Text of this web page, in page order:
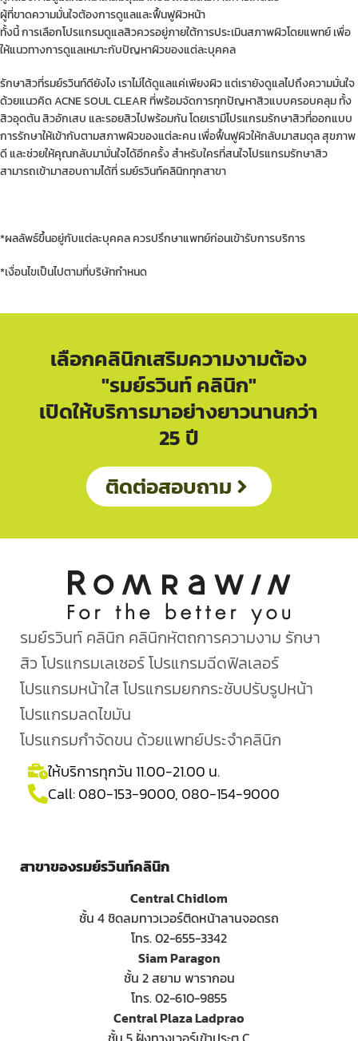
ผู้ที่ขาดความมั่นใจต้องการดูแลและฟื้นฟูผิวหน้า
ทั้งนี้ การเลือกโปรแกรมดูแลสิวควรอยู่ภายใต้การประเมินสภาพผิวโดยแพทย์ เพื่อ
ให้แนวทางการดูแลเหมาะกับปัญหาผิวของแต่ละบุคคล
รักษาสิวที่รมย์รวินท์ดียังไง เราไม่ได้ดูแลแค่เพียงผิว แต่เรายังดูแลไปถึงความมั่นใจ
ด้วยแนวคิด ACNE SOUL CLEAR ที่พร้อมจัดการทุกปัญหาสิวแบบครอบคลุม ทั้ง
สิวอุดตัน สิวอักเสบ และรอยสิวไปพร้อมกัน โดยเรามีโปรแกรมรักษาสิวที่ออกแบบ
การรักษาให้เข้ากับตามสภาพผิวของแต่ละคน เพื่อฟื้นฟูผิวให้กลับมาสมดุล สุขภาพ
ดี และช่วยให้คุณกลับมามั่นใจได้อีกครั้ง สำหรับใครที่สนใจโปรแกรมรักษาสิว
สามารถเข้ามาสอบถามได้ที่ รมย์รวินท์คลินิกทุกสาขา
*ผลลัพธ์ขึ้นอยู่กับแต่ละบุคคล ควรปรึกษาแพทย์ก่อนเข้ารับการบริการ
*เงื่อนไขเป็นไปตามที่บริษัทกำหนด
เลือกคลินิกเสริมความงามต้อง
"รมย์รวินท์ คลินิก"
เปิดให้บริการมาอย่างยาวนานกว่า
25 ปี
ติดต่อสอบถาม
รมย์รวินท์ คลินิก คลินิกหัตถการความงาม รักษา
สิว โปรแกรมเลเซอร์ โปรแกรมฉีดฟิลเลอร์
โปรแกรมหน้าใส โปรแกรมยกกระชับปรับรูปหน้า
โปรแกรมลดไขมัน
โปรแกรมกำจัดขน ด้วยแพทย์ประจำคลินิก
ให้บริการทุกวัน 11.00-21.00 น.
Call:080-153-9000, 080-154-9000
สาขาของรมย์รวินท์คลินิก
Central Chidlom
ชั้น 4 ชิดลมทาวเวอร์ติดหน้าลานจอดรถ
โทร. 02-655-3342
Siam Paragon
ชั้น 2 สยาม พารากอน
โทร. 02-610-9855
Central Plaza Ladprao